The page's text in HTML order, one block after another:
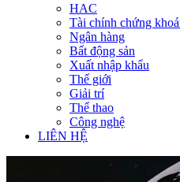
HAC
Tài chính chứng
Ngân hàng
Bất động sản
Xuất nhập khẩu
Thế giới
Giải trí
Thể thao
Công nghệ
LIÊN HỆ